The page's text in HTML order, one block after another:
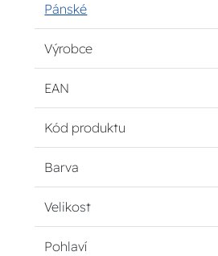
Pánské
Výrobce
EAN
Kód produktu
Barva
Velikost
Pohlaví